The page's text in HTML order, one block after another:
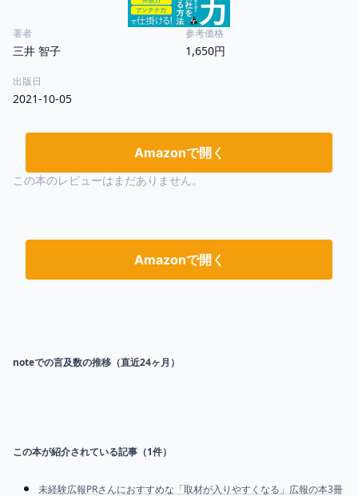
著者
三井 智子
参考価格
1,650円
出版日
2021-10-05
Amazonで開く
この本のレビューはまだありません。
Amazonで開く
noteでの言及数の推移（直近24ヶ月）
この本が紹介されている記事（1件）
未経験広報PRさんにおすすめな「取材が入りやすくなる」広報の本3冊